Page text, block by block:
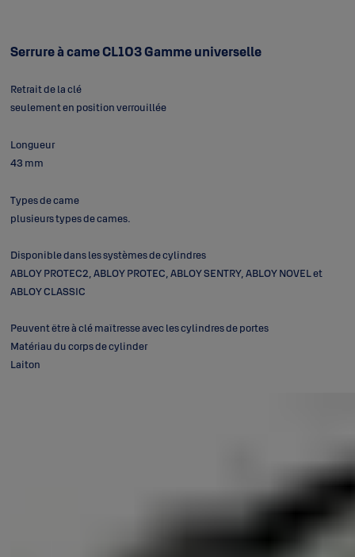
Serrure à came CL103 Gamme universelle
Retrait de la clé
seulement en position verrouillée
Longueur
43 mm
Types de came
plusieurs types de cames.
Disponible dans les systèmes de cylindres
ABLOY PROTEC2, ABLOY PROTEC, ABLOY SENTRY, ABLOY NOVEL et
ABLOY CLASSIC
Peuvent être à clé maîtresse avec les cylindres de portes
Matériau du corps de cylinder
Laiton